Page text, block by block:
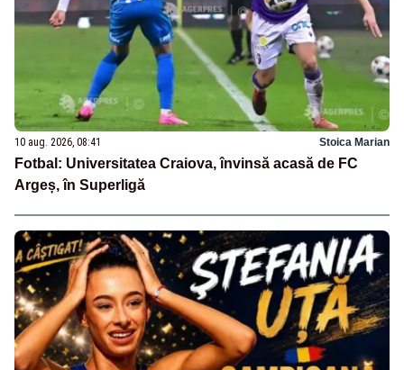
10 aug. 2026, 08:41 Stoica Marian
Fotbal: Universitatea Craiova, învinsă acasă de FC
Argeș, în Superligă